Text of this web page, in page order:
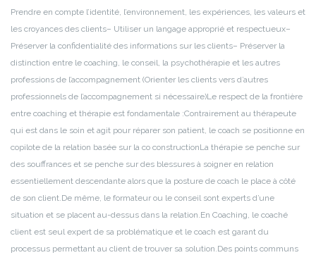
Prendre en compte l’identité, l’environnement, les expériences, les valeurs et
les croyances des clients– Utiliser un langage approprié et respectueux–
Préserver la confidentialité des informations sur les clients– Préserver la
distinction entre le coaching, le conseil, la psychothérapie et les autres
professions de l’accompagnement (Orienter les clients vers d’autres
professionnels de l’accompagnement si nécessaire)Le respect de la frontière
entre coaching et thérapie est fondamentale :Contrairement au thérapeute
qui est dans le soin et agit pour réparer son patient, le coach se positionne en
copilote de la relation basée sur la co constructionLa thérapie se penche sur
des souffrances et se penche sur des blessures à soigner en relation
essentiellement descendante alors que la posture de coach le place à côté
de son client. De même, le formateur ou le conseil sont experts d’une
situation et se placent au-dessus dans la relation. En Coaching, le coaché
client est seul expert de sa problématique et le coach est garant du
processus permettant au client de trouver sa solution. Des points communs